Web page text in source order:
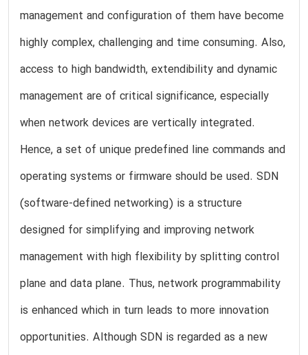
management and configuration of them have become
highly complex, challenging and time consuming. Also,
access to high bandwidth, extendibility and dynamic
management are of critical significance, especially
when network devices are vertically integrated.
Hence, a set of unique predefined line commands and
operating systems or firmware should be used. SDN
(software-defined networking) is a structure
designed for simplifying and improving network
management with high flexibility by splitting control
plane and data plane. Thus, network programmability
is enhanced which in turn leads to more innovation
opportunities. Although SDN is regarded as a new